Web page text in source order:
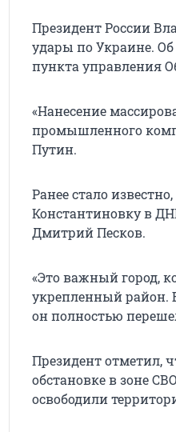
Президент России
удары по Украине. Об
пункта управления
«Нанесение
промышленного
Путин.
Ранее стало
Константиновку в
Дмитрий Песков.
«Это важный город,
укрепленный район.
он полностью
Президент отметил,
обстановке в зоне
освободили